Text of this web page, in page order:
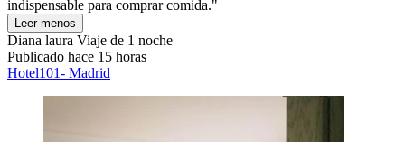
indispensable para comprar comida."
Leer menos
Diana laura Viaje de 1 noche
Publicado hace 15 horas
Hotel101- Madrid